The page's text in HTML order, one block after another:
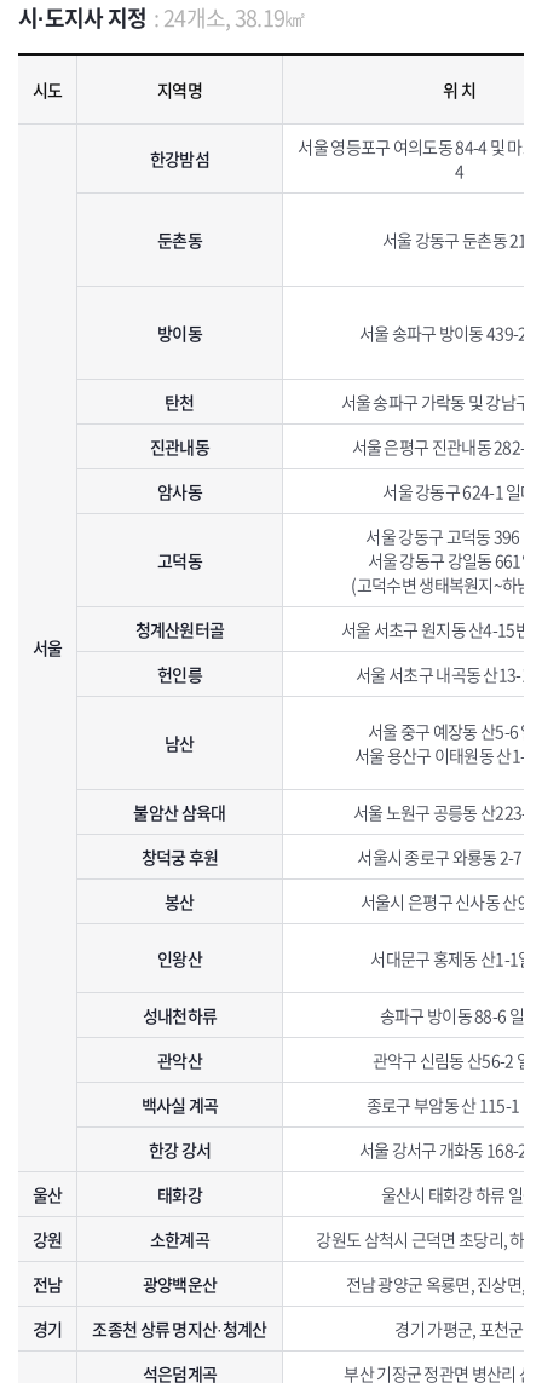
시·도지사 지정 : 24개소, 38.19㎢
시도 지역명 위 치
서울
한강밤섬
서울 영등포구 여의도동 84-4 및 마
4
둔촌동 서울 강동구 둔촌동 211
방이동 서울 송파구 방이동 439-2
탄천
서울 송파구 가락동 및 강남구
진관내동
서울 은평구 진관내동 282-1
암사동
서울 강동구 624-1 일대
고덕동
서울 강동구 고덕동 396 일
서울 강동구 강일동 661일
(고덕수변 생태복원지~하남
청계산원터골
서울 서초구 원지동 산4-15번
헌인릉
서울 서초구 내곡동 산13-1
남산
서울 중구 예장동 산5-6 일
서울 용산구 이태원동 산1-5
불암산 삼육대
서울 노원구 공릉동 산223-1
창덕궁 후원
서울시 종로구 와룡동 2-71
봉산
서울시 은평구 신사동 산
인왕산 서대문구 홍제동 산1-1일
성내천하류
송파구 방이동 88-6 일대
관악산
관악구 신림동 산56-2 일
백사실 계곡
종로구 부암동 산 115-1 일
한강 강서
서울 강서구 개화동 168-2
울산
태화강
울산시 태화강 하류 일원
강원
소한계곡
강원도 삼척시 근덕면 초당리, 하
전남
광양백운산
전남 광양군 옥룡면, 진상면,
경기
조종천 상류 명지산·청계산
경기 가평군, 포천군
석은덤계곡
부산 기장군 정관면 병산리 산